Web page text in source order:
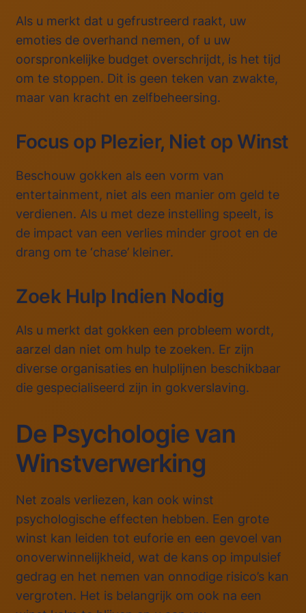
Als u merkt dat u gefrustreerd raakt, uw
emoties de overhand nemen, of u uw
oorspronkelijke budget overschrijdt, is het tijd
om te stoppen. Dit is geen teken van zwakte,
maar van kracht en zelfbeheersing.
Focus op Plezier, Niet op Winst
Beschouw gokken als een vorm van
entertainment, niet als een manier om geld te
verdienen. Als u met deze instelling speelt, is
de impact van een verlies minder groot en de
drang om te ‘chase’ kleiner.
Zoek Hulp Indien Nodig
Als u merkt dat gokken een probleem wordt,
aarzel dan niet om hulp te zoeken. Er zijn
diverse organisaties en hulplijnen beschikbaar
die gespecialiseerd zijn in gokverslaving.
De Psychologie van
Winstverwerking
Net zoals verliezen, kan ook winst
psychologische effecten hebben. Een grote
winst kan leiden tot euforie en een gevoel van
onoverwinnelijkheid, wat de kans op impulsief
gedrag en het nemen van onnodige risico’s kan
vergroten. Het is belangrijk om ook na een